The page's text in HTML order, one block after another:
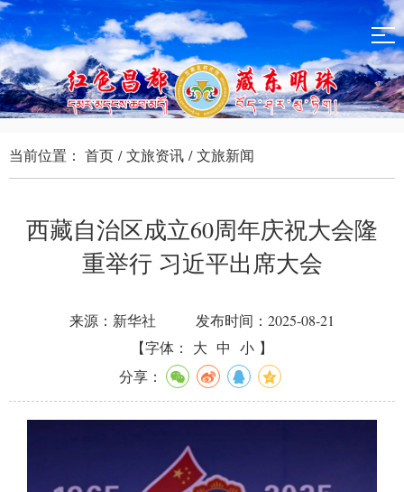
当前位置： 首页 /文旅资讯 /文旅新闻
西藏自治区成立60周年庆祝大会隆
重举行 习近平出席大会
来源：新华社
发布时间：2025-08-21
【字体：
大 中 小 】
分享：